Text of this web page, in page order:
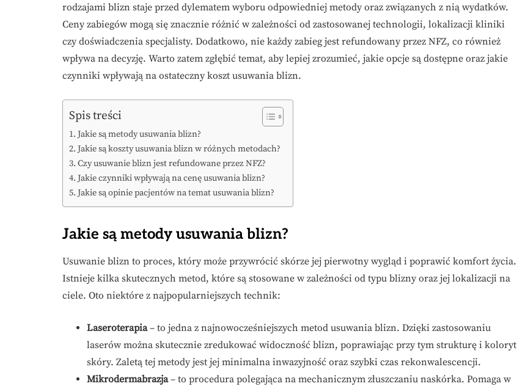
rodzajami blizn staje przed dylematem wyboru odpowiedniej metody oraz związanych z nią wydatków.
Ceny zabiegów mogą się znacznie różnić w zależności od zastosowanej technologii, lokalizacji kliniki
czy doświadczenia specjalisty. Dodatkowo, nie każdy zabieg jest refundowany przez NFZ, co również
wpływa na decyzję. Warto zatem zgłębić temat, aby lepiej zrozumieć, jakie opcje są dostępne oraz jakie
czynniki wpływają na ostateczny koszt usuwania blizn.
Spis treści
Jakie są metody usuwania blizn?
Jakie są koszty usuwania blizn w różnych metodach?
Czy usuwanie blizn jest refundowane przez NFZ?
Jakie czynniki wpływają na cenę usuwania blizn?
Jakie są opinie pacjentów na temat usuwania blizn?
Jakie są metody usuwania blizn?
Usuwanie blizn to proces, który może przywrócić skórze jej pierwotny wygląd i poprawić komfort życia.
Istnieje kilka skutecznych metod, które są stosowane w zależności od typu blizny oraz jej lokalizacji na
ciele. Oto niektóre z najpopularniejszych technik:
Laseroterapia– to jedna z najnowocześniejszych metod usuwania blizn. Dzięki zastosowaniu
laserów można skutecznie zredukować widoczność blizn, poprawiając przy tym strukturę i koloryt
skóry. Zaletą tej metody jest jej minimalna inwazyjność oraz szybki czas rekonwalescencji.
Mikrodermabrazja– to procedura polegająca na mechanicznym złuszczaniu naskórka. Pomaga w